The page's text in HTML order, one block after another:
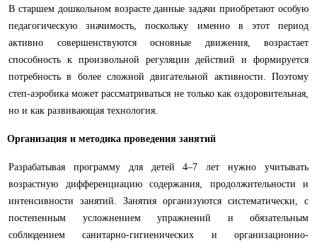
В старшем дошкольном возрасте данные задачи приобретают особую
педагогическую значимость, поскольку именно в этот период
активно совершенствуются основные движения, возрастает
способность к произвольной регуляции действий и формируется
потребность в более сложной двигательной активности. Поэтому
степ-аэробика может рассматриваться не только как оздоровительная,
но и как развивающая технология.
Организация и методика проведения занятий
Разрабатывая программу для детей 4–7 лет нужно учитывать
возрастную дифференциацию содержания, продолжительности и
интенсивности занятий. Занятия организуются систематически, с
постепенным усложнением упражнений и обязательным
соблюдением санитарно-гигиенических и организационно-